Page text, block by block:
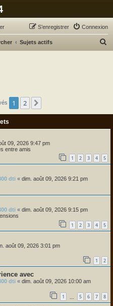
Connexion
S’enregistrer
Sujets actifs
c
1 2
09, 2026 9:47 pm
entre amis
1 2 3 4 5
dti « dim. août 09, 2026 9:21 pm
dti « dim. août 09, 2026 9:15 pm
1 2 3 4 5
août 09, 2026 3:01 pm
1 2
avec
dti « dim. août 09, 2026 10:00 am
1 5 6 7 8